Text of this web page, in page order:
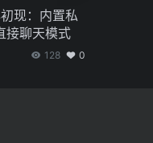
现：内置私
接聊天模式
128 0